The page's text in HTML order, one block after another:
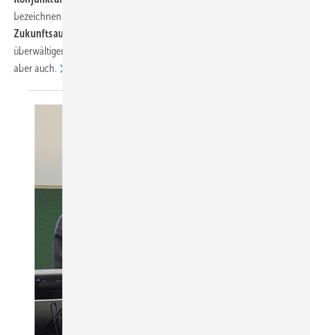
bezeichnen so ihre momentane Auftragslage. Auch die
Zukunftsaussichten
überwältigender Mehrheit als „gut". Einen
aberauch.